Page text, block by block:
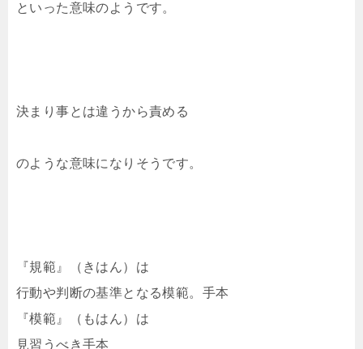
といった意味のようです。
決まり事とは違うから責める
のような意味になりそうです。
『規範』（きはん）は
行動や判断の基準となる模範。手本
『模範』（もはん）は
見習うべき手本